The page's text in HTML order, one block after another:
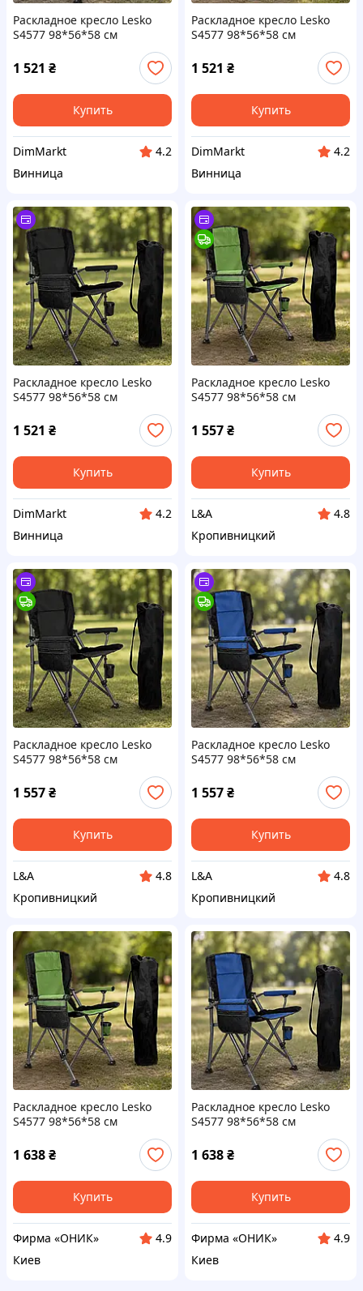
Раскладное кресло Lesko
S4577 98*56*58 см
Синий
1 521 ₴
Купить
DimMarkt
4.2
Винница
Раскладное кресло Lesko
S4577 98*56*58 см
Зеленый
1 521 ₴
Купить
DimMarkt
4.2
Винница
Раскладное кресло Lesko
S4577 98*56*58 см
Черный
1 521 ₴
Купить
DimMarkt
4.2
Винница
Раскладное кресло Lesko
S4577 98*56*58 см
Зеленый
1 557₴
Купить
L&A
4.8
Кропивницкий
Раскладное кресло Lesko
S4577 98*56*58 см
Черный
1 557₴
Купить
L&A
4.8
Кропивницкий
Раскладное кресло Lesko
S4577 98*56*58 см
Синий
1 557₴
Купить
L&A
4.8
Кропивницкий
Раскладное кресло Lesko
S4577 98*56*58 см
Зеленый
1 638₴
Купить
Фирма «ОНИК»
4.9
Киев
Раскладное кресло Lesko
S4577 98*56*58 см
Синий
1 638₴
Купить
Фирма «ОНИК»
4.9
Киев